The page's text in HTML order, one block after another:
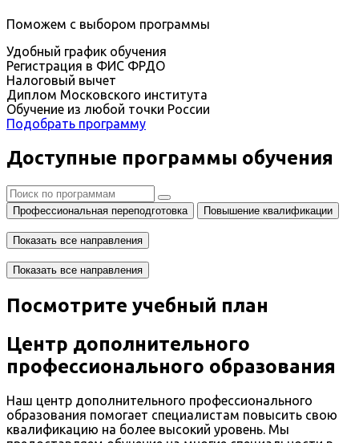
Поможем с выбором программы
Удобный график обучения
Регистрация в ФИС ФРДО
Налоговый вычет
Диплом Московского института
Обучение из любой точки России
Подобрать программу
Доступные программы обучения
Профессиональная переподготовка Повышение квалификации
Показать все направления
Показать все направления
Посмотрите учебный план
Центр дополнительного
профессионального образования
Наш центр дополнительного профессионального
образования помогает специалистам повысить свою
квалификацию на более высокий уровень. Мы